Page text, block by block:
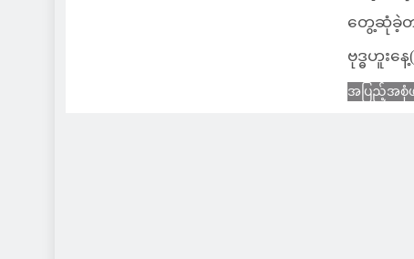
တွေ့ဆုံခဲ့တ
ဗုဒ္ဓဟူးန
အပြည့်အစုံ